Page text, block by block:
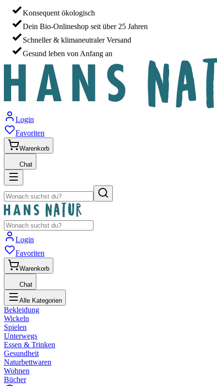
Konsequent ökologisch
Dein Bio-Onlineshop seit über 25 Jahren
Schneller & klimaneutraler Versand
Gesund leben von Anfang an
Login
Favoriten
Warenkorb
Chat
Login
Favoriten
Warenkorb
Chat
Alle Kategorien
Bekleidung
Wickeln
Spielen
Unterwegs
Essen & Trinken
Gesundheit
Naturbettwaren
Wohnen
Bücher